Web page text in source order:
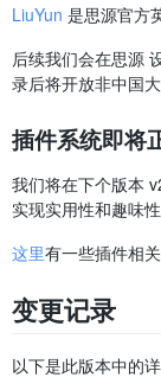
LiuYun 是思源官方
后续我们会在思源
录后将开放非中国
插件系统即将
我们将在下个版本
实现实用性和趣味性
这里有一些插件相
变更记录
以下是此版本中的详